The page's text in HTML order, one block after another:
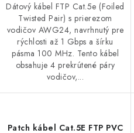
Dátový kábel FTP Cat.5e (Foiled
Twisted Pair) s prierezom
vodičov AWG24, navrhnutý pre
rýchlosti až 1 Gbps a šírku
pásma 100 MHz. Tento kábel
obsahuje 4 prekrútené páry
vodičov,...
Patch kábel Cat.5E FTP PVC